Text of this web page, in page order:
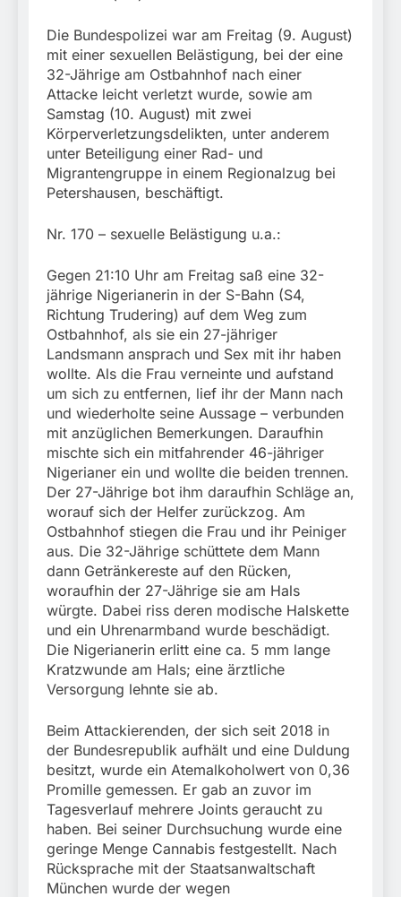
Bahnübergang in Aubing
/ Bundespolizei ermittelt
wegen gefährlichen
Eingriffs in den
Bahnverkehr
Die Bundespolizei war am Freitag (9. August)
mit einer sexuellen Belästigung, bei der eine
32-Jährige am Ostbahnhof nach einer
Attacke leicht verletzt wurde, sowie am
Samstag (10. August) mit zwei
Körperverletzungsdelikten, unter anderem
unter Beteiligung einer Rad- und
Migrantengruppe in einem Regionalzug bei
Petershausen, beschäftigt.
Nr. 170 – sexuelle Belästigung u.a.:
Gegen 21:10 Uhr am Freitag saß eine 32-
jährige Nigerianerin in der S-Bahn (S4,
Richtung Trudering) auf dem Weg zum
Ostbahnhof, als sie ein 27-jähriger
Landsmann ansprach und Sex mit ihr haben
wollte. Als die Frau verneinte und aufstand
um sich zu entfernen, lief ihr der Mann nach
und wiederholte seine Aussage – verbunden
mit anzüglichen Bemerkungen. Daraufhin
mischte sich ein mitfahrender 46-jähriger
Nigerianer ein und wollte die beiden trennen.
Der 27-Jährige bot ihm daraufhin Schläge an,
worauf sich der Helfer zurückzog. Am
Ostbahnhof stiegen die Frau und ihr Peiniger
aus. Die 32-Jährige schüttete dem Mann
dann Getränkereste auf den Rücken,
woraufhin der 27-Jährige sie am Hals
würgte. Dabei riss deren modische Halskette
und ein Uhrenarmband wurde beschädigt.
Die Nigerianerin erlitt eine ca. 5 mm lange
Kratzwunde am Hals; eine ärztliche
Versorgung lehnte sie ab.
Beim Attackierenden, der sich seit 2018 in
der Bundesrepublik aufhält und eine Duldung
besitzt, wurde ein Atemalkoholwert von 0,36
Promille gemessen. Er gab an zuvor im
Tagesverlauf mehrere Joints geraucht zu
haben. Bei seiner Durchsuchung wurde eine
geringe Menge Cannabis festgestellt. Nach
Rücksprache mit der Staatsanwaltschaft
München wurde der wegen